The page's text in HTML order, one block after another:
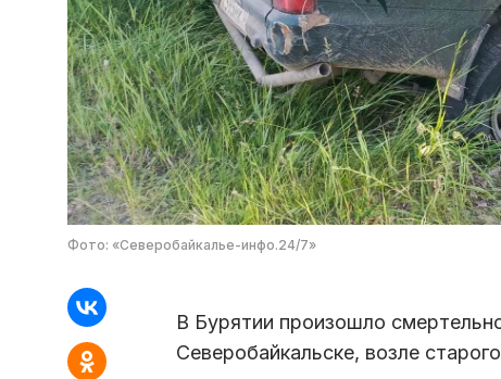
Фото: «Северобайкалье-инфо.24/7»
В Бурятии произошло
Северобайкальске, возле